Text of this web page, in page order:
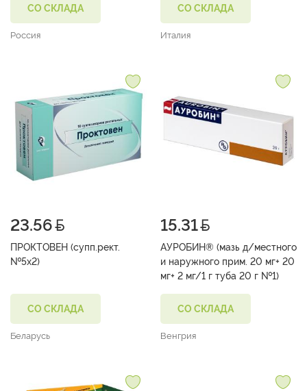
СО СКЛАДА
Россия
СО СКЛАДА
Италия
23.56
ПРОКТОВЕН (супп.рект.
№5х2)
СО СКЛАДА
Беларусь
15.31
АУРОБИН® (мазь д/местного
и наружного прим. 20 мг+ 20
мг+ 2 мг/1 г туба 20 г №1)
СО СКЛАДА
Венгрия